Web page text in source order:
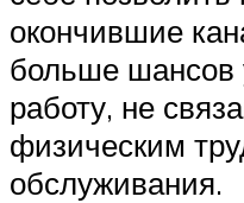
окончившие
больше шансов
работу, не
физическим
обслуживания.